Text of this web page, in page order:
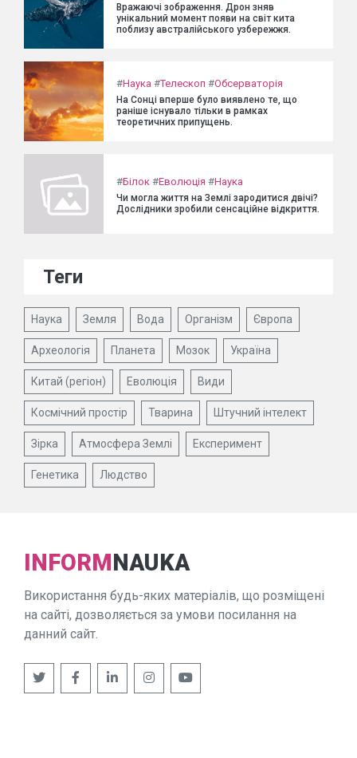
Вражаючі зображення. Дрон зняв
унікальний момент появи на світ кита
поблизу австралійського узбережжя.
#Наука #Телескоп #Обсерваторія
На Сонці вперше було виявлено те, що
раніше існувало тільки в рамках
теоретичних припущень.
#Білок #Еволюція #Наука
Чи могла життя на Землі зародитися двічі?
Дослідники зробили сенсаційне відкриття.
Теги
Наука Земля Вода Організм Європа
Археологія Планета Мозок Україна
Китай (регіон) Еволюція Види
Космічний простір Тварина Штучний інтелект
Зірка Атмосфера Землі Експеримент
Генетика Людство
INFORMNAUKA
Використання будь-яких матеріалів, що розміщені
на сайті, дозволяється за умови посилання на
данний сайт.